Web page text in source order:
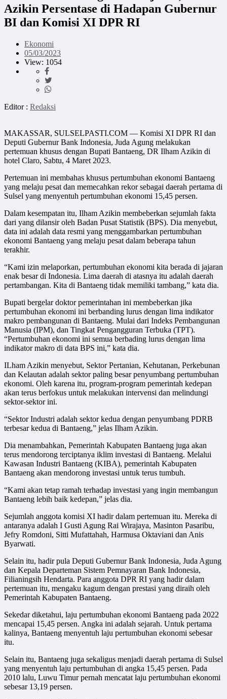
Azikin Persentase di Hadapan Gubernur
BI dan Komisi XI DPR RI
Ekonomi
05/03/2023
View: 1054
Editor : Redaksi
MAKASSAR, SULSELPASTI.COM — Komisi XI DPR RI dan
Deputi Gubernur Bank Indonesia, Juda Agung melakukan
pertemuan khusus dengan Bupati Bantaeng, DR Ilham Azikin di
hotel Claro, Sabtu, 4 Maret 2023.
Pertemuan ini membahas khusus pertumbuhan ekonomi Bantaeng
yang melaju pesat dan memecahkan rekor sebagai daerah pertama di
Sulsel yang menyentuh pertumbuhan ekonomi 15,45 persen.
Dalam kesempatan itu, Ilham Azikin membeberkan sejumlah fakta
dari yang dilansir oleh Badan Pusat Statistik (BPS). Dia menyebut,
data ini adalah data resmi yang menggambarkan pertumbuhan
ekonomi Bantaeng yang melaju pesat dalam beberapa tahun
terakhir.
“Kami izin melaporkan, pertumbuhan ekonomi kita berada di jajaran
enak besar di Indonesia. Lima daerah di atasnya itu adalah daerah
pertambangan. Kita di Bantaeng tidak memiliki tambang,” kata dia.
Bupati bergelar doktor pemerintahan ini membeberkan jika
pertumbuhan ekonomi ini berbanding lurus dengan lima indikator
makro pembangunan di Bantaeng. Mulai dari Indeks Pembangunan
Manusia (IPM), dan Tingkat Pengangguran Terbuka (TPT).
“Pertumbuhan ekonomi ini semua berbading lurus dengan lima
indikator makro di data BPS ini,” kata dia.
ILham Azikin menyebut, Sektor Pertanian, Kehutanan, Perkebunan
dan Kelautan adalah sektor paling besar penyumbang pertumbuhan
ekonomi. Oleh karena itu, program-program pemerintah kedepan
akan terus berfokus untuk melakukan intervensi dan melindungi
sektor-sektor ini.
“Sektor Industri adalah sektor kedua dengan penyumbang PDRB
terbesar kedua di Bantaeng,” jelas Ilham Azikin.
Dia menambahkan, Pemerintah Kabupaten Bantaeng juga akan
terus mendorong terciptanya iklim investasi di Bantaeng. Melalui
Kawasan Industri Bantaeng (KIBA), pemerintah Kabupaten
Bantaeng akan mendorong investasi untuk terus tumbuh.
“Kami akan tetap ramah terhadap investasi yang ingin membangun
Bantaeng lebih baik kedepan,” jelas dia.
Sejumlah anggota komisi XI hadir dalam pertemuan itu. Mereka di
antaranya adalah I Gusti Agung Rai Wirajaya, Masinton Pasaribu,
Jefry Romdoni, Sitti Mufattahah, Harmusa Oktaviani dan Anis
Byarwati.
Selain itu, hadir pula Deputi Gubernur Bank Indonesia, Juda Agung
dan Kepala Departeman Sistem Pemnayaran Bank Indonesia,
Filianingsih Hendarta. Para anggota DPR RI yang hadir dalam
pertemuan itu, mengaku kagum dengan prestasi yang diraih oleh
Pemerintah Kabupaten Bantaeng.
Sekedar diketahui, laju pertumbuhan ekonomi Bantaeng pada 2022
mencapai 15,45 persen. Angka ini adalah sejarah. Untuk pertama
kalinya, Bantaeng menyentuh laju pertumbuhan ekonomi sebesar
itu.
Selain itu, Bantaeng juga sekaligus menjadi daerah pertama di Sulsel
yang menyentuh laju pertumbuhan di angka 15,45 persen. Pada
2010 lalu, Luwu Timur pernah mencatat laju pertumbuhan ekonomi
sebesar 13,19 persen.